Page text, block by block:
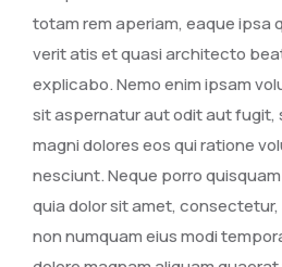
totam rem aperiam, eaque ipsa
verit atis et quasi architecto
explicabo. Nemo enim ipsam
sit aspernatur aut odit aut fugit,
magni dolores eos qui ratione
nesciunt. Neque porro
quia dolor sit amet,
non numquam eius modi